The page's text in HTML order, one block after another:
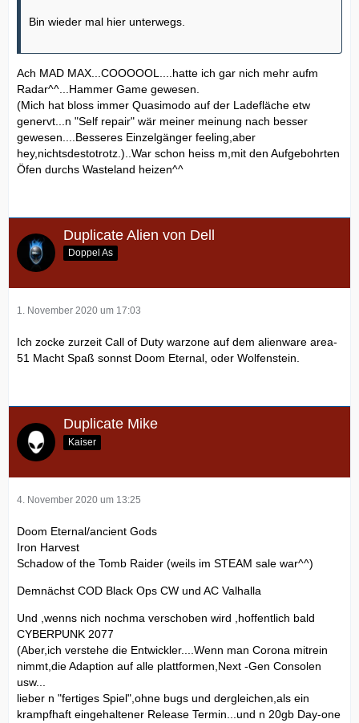
Bin wieder mal hier unterwegs.
Ach MAD MAX...COOOOOL....hatte ich gar nich mehr aufm
Radar^^...Hammer Game gewesen.
(Mich hat bloss immer Quasimodo auf der Ladefläche etw
genervt...n "Self repair" wär meiner meinung nach besser
gewesen....Besseres Einzelgänger feeling,aber
hey,nichtsdestotrotz.)..War schon heiss m,mit den Aufgebohrten
Öfen durchs Wasteland heizen^^
Duplicate Alien von Dell
Doppel As
1. November 2020 um 17:03
Ich zocke zurzeit Call of Duty warzone auf dem alienware area-
51 Macht Spaß sonnst Doom Eternal, oder Wolfenstein.
Duplicate Mike
Kaiser
4. November 2020 um 13:25
Doom Eternal/ancient Gods
Iron Harvest
Schadow of the Tomb Raider (weils im STEAM sale war^^)
Demnächst COD Black Ops CW und AC Valhalla
Und ,wenns nich nochma verschoben wird ,hoffentlich bald
CYBERPUNK 2077
(Aber,ich verstehe die Entwickler....Wenn man Corona mitrein
nimmt,die Adaption auf alle plattformen,Next -Gen Consolen
usw...
lieber n "fertiges Spiel",ohne bugs und dergleichen,als ein
krampfhaft eingehaltener Release Termin...und n 20gb Day-one